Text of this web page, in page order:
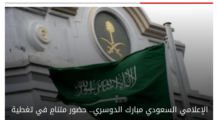
الإعلامي السعودي مبارك الدوسري.. حضور متنامٍ في تغطية